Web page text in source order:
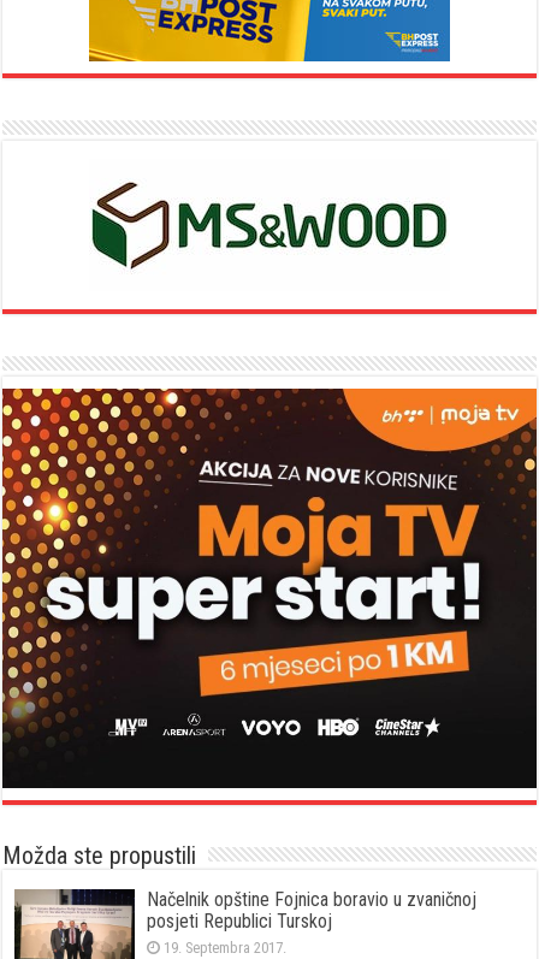
Možda ste propustili
Načelnik opštine Fojnica boravio u zvaničnoj
posjeti Republici Turskoj
19. Septembra 2017.